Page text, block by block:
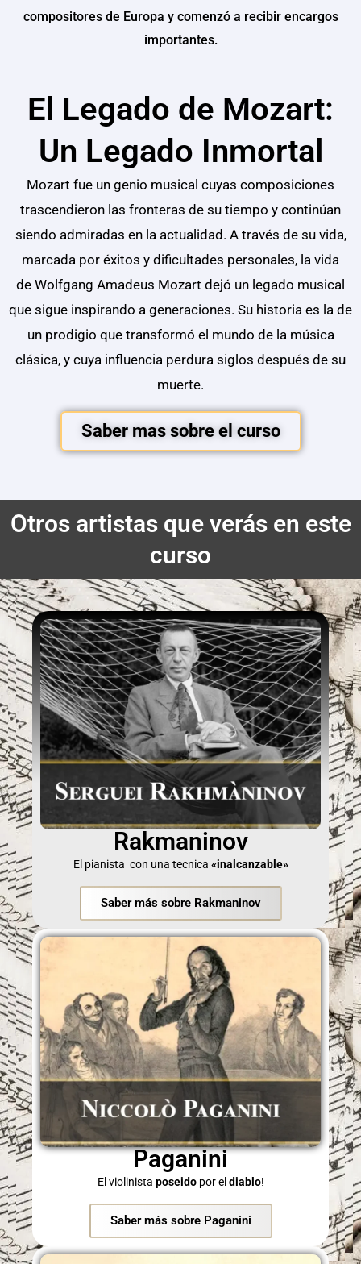
compositores de Europa y comenzó a recibir encargos
importantes.
El Legado de Mozart:
Un Legado Inmortal
Mozart fue un genio musical cuyas composiciones
trascendieron las fronteras de su tiempo y continúan
siendo admiradas en la actualidad. A través de su vida,
marcada por éxitos y dificultades personales, la vida
de Wolfgang Amadeus Mozart dejó un legado musical
que sigue inspirando a generaciones. Su historia es la de
un prodigio que transformó el mundo de la música
clásica, y cuya influencia perdura siglos después de su
muerte.
Saber mas sobre el curso
Otros artistas que verás en este
curso
Rakmaninov
El pianista con una tecnica «inalcanzable»
Saber más sobre Rakmaninov
Paganini
El violinista poseidopor el diablo!
Saber más sobre Paganini